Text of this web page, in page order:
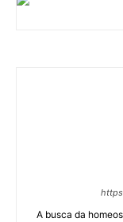
A busca da